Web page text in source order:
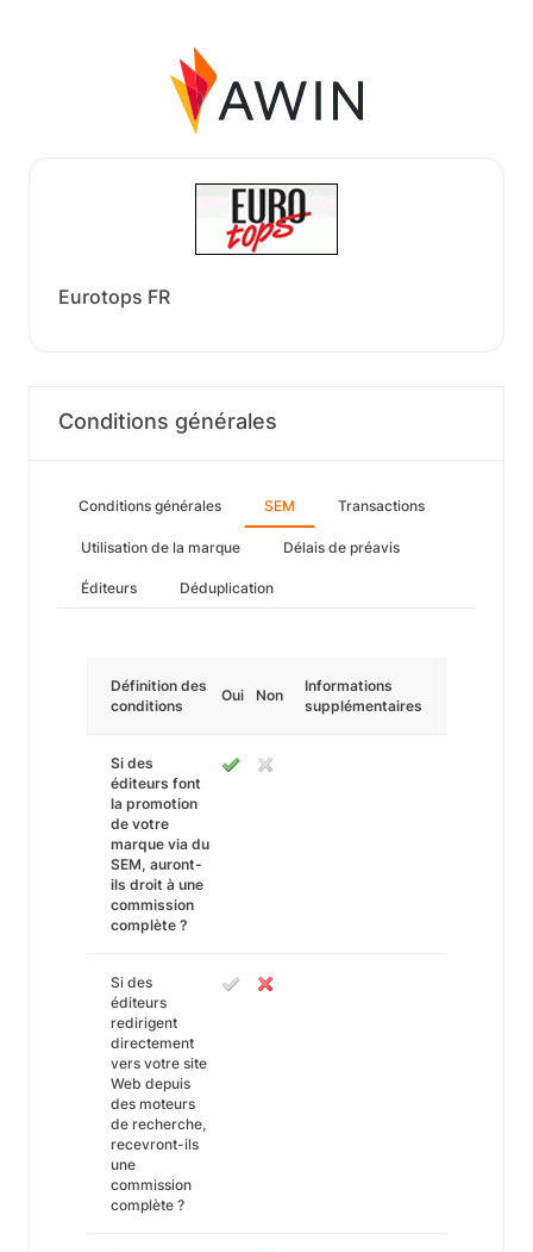
Eurotops FR
Conditions générales
Conditions générales SEM Transactions
Utilisation de la marque Délais de préavis
Éditeurs Déduplication
Définition des
conditions
Oui Non
Informations
supplémentaires
Si des
éditeurs font
la promotion
de votre
marque via du
SEM, auront-
ils droit à une
commission
complète ?
Si des
éditeurs
redirigent
directement
vers votre site
Web depuis
des moteurs
de recherche,
recevront-ils
une
commission
complète ?